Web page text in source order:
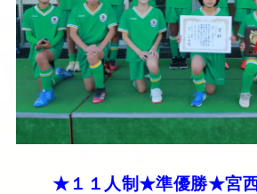
★１１人制★準優勝★宮